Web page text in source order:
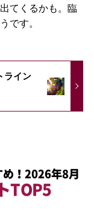
てくるかも。臨
です。
ライン
！2026年8月
TOP5